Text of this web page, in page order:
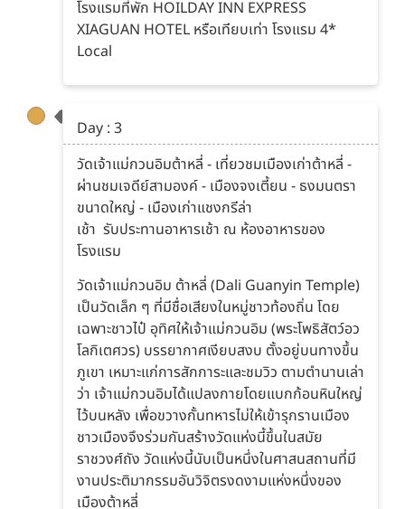
โรงแรมที่พัก HOILDAY INN EXPRESS
XIAGUAN HOTEL หรือเทียบเท่า โรงแรม 4*
Local
Day : 3
วัดเจ้าแม่กวนอิมต้าหลี่ - เที่ยวชมเมืองเก่าต้าหลี่ -
ผ่านชมเจดีย์สามองค์ - เมืองจงเตี้ยน - ธงมนตรา
ขนาดใหญ่ - เมืองเก่าแชงกรีล่า
เช้า รับประทานอาหารเช้า ณ ห้องอาหารของ
โรงแรม
วัดเจ้าแม่กวนอิม ต้าหลี่ (Dali Guanyin Temple)
เป็นวัดเล็ก ๆ ที่มีชื่อเสียงในหมู่ชาวท้องถิ่น โดย
เฉพาะชาวไป๋ อุทิศให้เจ้าแม่กวนอิม (พระโพธิสัตว์อว
โลกิเตศวร) บรรยากาศเงียบสงบ ตั้งอยู่บนทางขึ้น
ภูเขา เหมาะแก่การสักการะและชมวิว ตามตำนานเล่า
ว่า เจ้าแม่กวนอิมได้แปลงกายโดยแบกก้อนหินใหญ่
ไว้บนหลัง เพื่อขวางกั้นทหารไม่ให้เข้ารุกรานเมือง
ชาวเมืองจึงร่วมกันสร้างวัดแห่งนี้ขึ้นในสมัย
ราชวงศ์ถัง วัดแห่งนี้นับเป็นหนึ่งในศาสนสถานที่มี
งานประติมากรรมอันวิจิตรงดงามแห่งหนึ่งของ
เมืองต้าหลี่